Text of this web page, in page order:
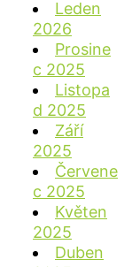
Leden
2026
Prosine
c 2025
Listopa
d 2025
Září
2025
Červene
c 2025
Květen
2025
Duben